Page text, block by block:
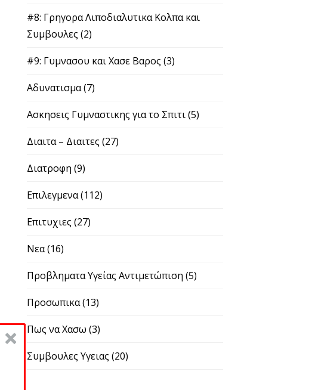
#8: Γρηγορα Λιποδιαλυτικα Κολπα και
Συμβουλες (2)
#9: Γυμνασου και Χασε Βαρος (3)
Αδυνατισμα(7)
Ασκησεις Γυμναστικης για το Σπιτι(5)
Διαιτα – Διαιτες (27)
Διατροφη (9)
Επιλεγμενα(112)
Επιτυχιες (27)
Νεα(16)
Προβληματα Υγείας Αντιμετώπιση (5)
Προσωπικα(13)
Πως να Χασω (3)
Συμβουλες Υγειας (20)